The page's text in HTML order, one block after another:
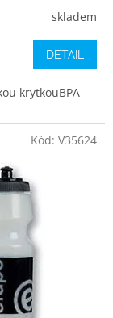
skladem
DETAIL
krytkouBPA
Kód: V35624